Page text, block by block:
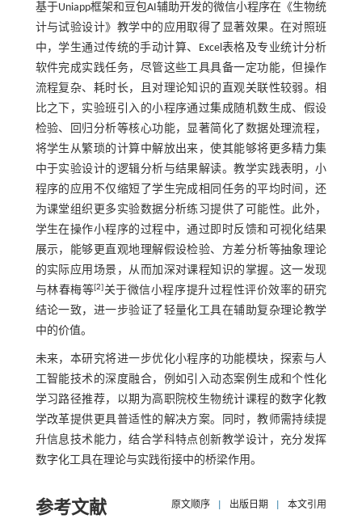
基于Uniapp框架和豆包AI辅助开发的微信小程序在《生物统
计与试验设计》教学中的应用取得了显著效果。在对照班
中，学生通过传统的手动计算、Excel表格及专业统计分析
软件完成实践任务，尽管这些工具具备一定功能，但操作
流程复杂、耗时长，且对理论知识的直观关联性较弱。相
比之下，实验班引入的小程序通过集成随机数生成、假设
检验、回归分析等核心功能，显著简化了数据处理流程，
将学生从繁琐的计算中解放出来，使其能够将更多精力集
中于实验设计的逻辑分析与结果解读。教学实践表明，小
程序的应用不仅缩短了学生完成相同任务的平均时间，还
为课堂组织更多实验数据分析练习提供了可能性。此外，
学生在操作小程序的过程中，通过即时反馈和可视化结果
展示，能够更直观地理解假设检验、方差分析等抽象理论
的实际应用场景，从而加深对课程知识的掌握。这一发现
与林春梅等[2] 关于微信小程序提升过程性评价效率的研究
结论一致，进一步验证了轻量化工具在辅助复杂理论教学
中的价值。
未来，本研究将进一步优化小程序的功能模块，探索与人
工智能技术的深度融合，例如引入动态案例生成和个性化
学习路径推荐，以期为高职院校生物统计课程的数字化教
学改革提供更具普适性的解决方案。同时，教师需持续提
升信息技术能力，结合学科特点创新教学设计，充分发挥
数字化工具在理论与实践衔接中的桥梁作用。
参考文献 原文顺序 出版日期 本文引用